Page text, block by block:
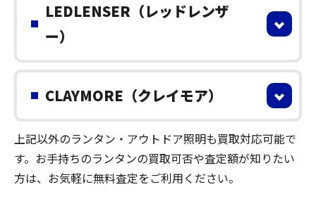
LEDLENSER（レッドレンザ
ー）
CLAYMORE（クレイモア）
上記以外のランタン・アウトドア照明も買取対応可能で
す。お手持ちのランタンの買取可否や査定額が知りたい
方は、お気軽に無料査定をご利用ください。